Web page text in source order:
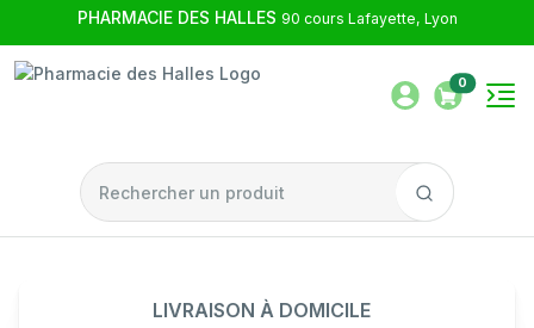
PHARMACIE DES HALLES 90 cours Lafayette, Lyon
0
LIVRAISON À DOMICILE